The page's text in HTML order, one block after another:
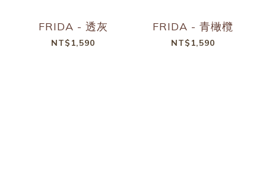
FRIDA - 透灰
NT$1,590
FRIDA - 青橄欖
NT$1,590